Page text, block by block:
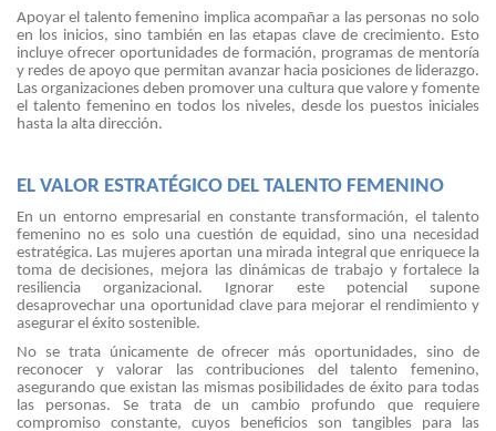
Apoyar el talento femenino implica acompañar a las personas no solo
en los inicios, sino también en las etapas clave de crecimiento. Esto
incluye ofrecer oportunidades de formación, programas de mentoría
y redes de apoyo que permitan avanzar hacia posiciones de liderazgo.
Las organizaciones deben promover una cultura que valore y fomente
el talento femenino en todos los niveles, desde los puestos iniciales
hasta la alta dirección.
EL VALOR ESTRATÉGICO DEL TALENTO FEMENINO
En un entorno empresarial en constante transformación, el talento
femenino no es solo una cuestión de equidad, sino una necesidad
estratégica. Las mujeres aportan una mirada integral que enriquece la
toma de decisiones, mejora las dinámicas de trabajo y fortalece la
resiliencia organizacional. Ignorar este potencial supone
desaprovechar una oportunidad clave para mejorar el rendimiento y
asegurar el éxito sostenible.
No se trata únicamente de ofrecer más oportunidades, sino de
reconocer y valorar las contribuciones del talento femenino,
asegurando que existan las mismas posibilidades de éxito para todas
las personas. Se trata de un cambio profundo que requiere
compromiso constante, cuyos beneficios son tangibles para las